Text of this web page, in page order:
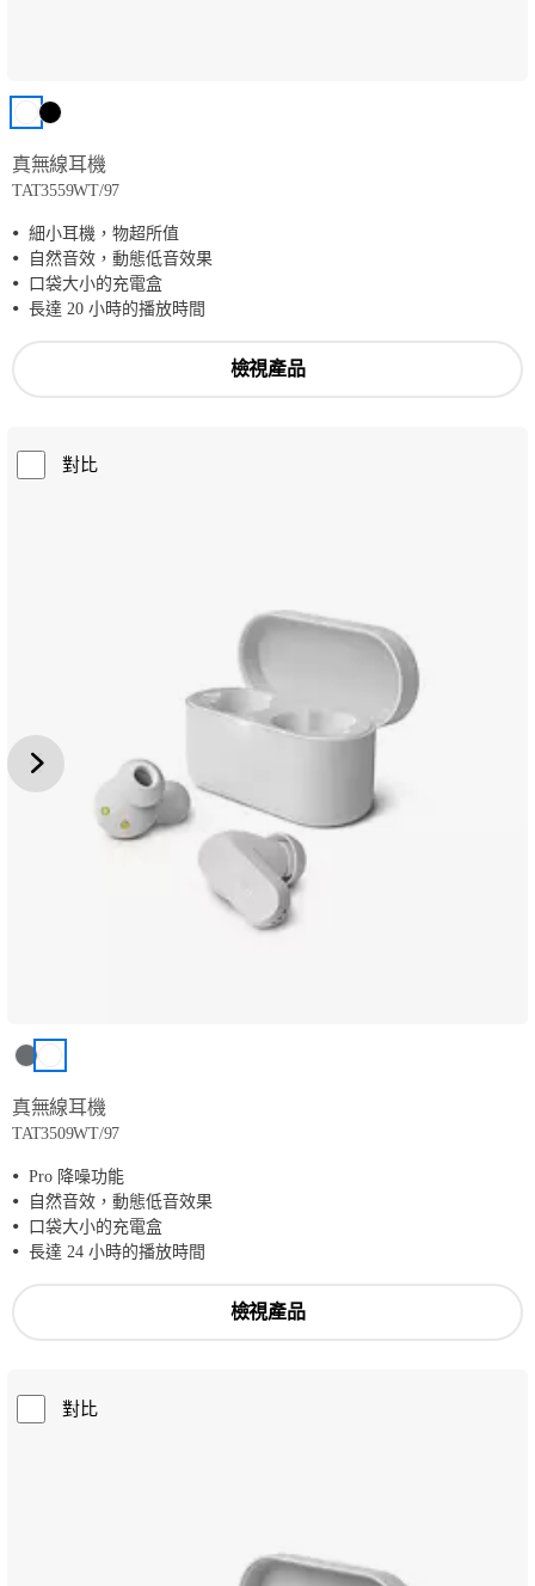
真無線耳機
TAT3559WT/97
細小耳機，物超所值
自然音效，動態低音效果
口袋大小的充電盒
長達 20 小時的播放時間
檢視產品
對比
真無線耳機
TAT3509WT/97
Pro 降噪功能
自然音效，動態低音效果
口袋大小的充電盒
長達 24 小時的播放時間
檢視產品
對比